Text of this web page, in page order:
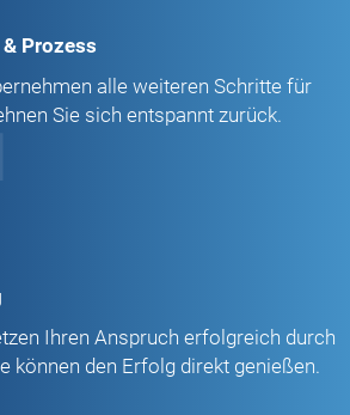
Prozess
alle weiteren Schritte für
Sie sich entspannt zurück.
Ihren Anspruch erfolgreich durch
können den Erfolg direkt genießen.